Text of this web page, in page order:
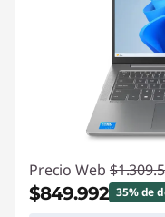
Precio Web
$849.992 35% de